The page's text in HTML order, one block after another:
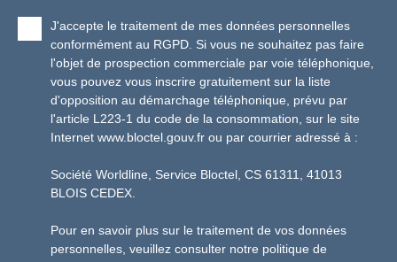
J'accepte le traitement de mes données personnelles
conformément au RGPD. Si vous ne souhaitez pas faire
l'objet de prospection commerciale par voie téléphonique,
vous pouvez vous inscrire gratuitement sur la liste
d'opposition au démarchage téléphonique, prévu par
l'article L223-1 du code de la consommation, sur le site
Internet www.bloctel.gouv.fr ou par courrier adressé à :
Société Worldline, Service Bloctel, CS 61311, 41013
BLOIS CEDEX.
Pour en savoir plus sur le traitement de vos données
personnelles, veuillez consulter notre politique de